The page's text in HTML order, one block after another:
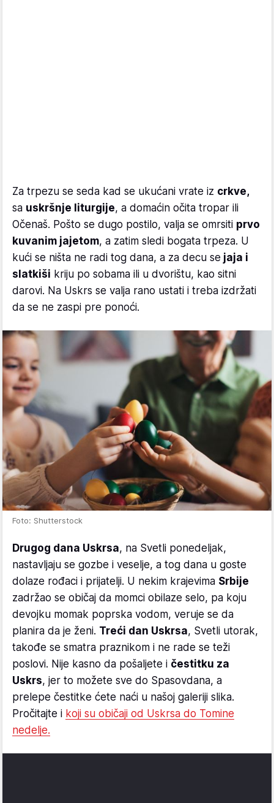
Za trpezu se seda kad se ukućani vrate iz crkve,
sa uskršnje liturgije, a domaćin očita tropar ili
Očenaš. Pošto se dugo postilo, valja se omrsiti prvo
kuvanim jajetom, a zatim sledi bogata trpeza. U
kući se ništa ne radi tog dana, a za decu se jaja i
slatkiši kriju po sobama ili u dvorištu, kao sitni
darovi. Na Uskrs se valja rano ustati i treba izdržati
da se ne zaspi pre ponoći.
Foto: Shutterstock
Drugog dana Uskrsa, na Svetli ponedeljak,
nastavljaju se gozbe i veselje, a tog dana u goste
dolaze rođaci i prijatelji. U nekim krajevima Srbije
zadržao se običaj da momci obilaze selo, pa koju
devojku momak poprska vodom, veruje se da
planira da je ženi. Treći dan Uskrsa, Svetli utorak,
takođe se smatra praznikom i ne rade se teži
poslovi. Nije kasno da pošaljete i čestitku za
Uskrs, jer to možete sve do Spasovdana, a
prelepe čestitke ćete naći u našoj galeriji slika.
Pročitajte i koji su običaji od Uskrsa do Tomine
nedelje.